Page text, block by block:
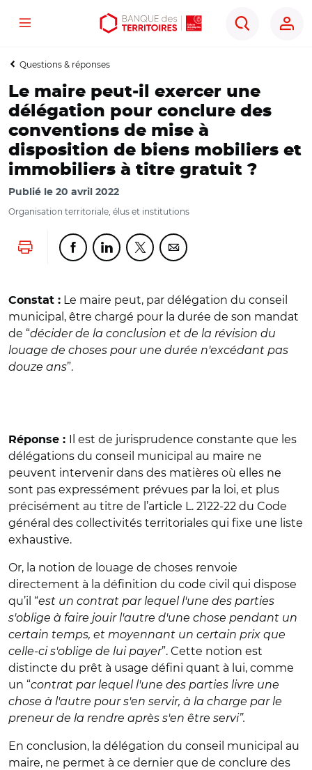
Aller
contenu
Aller
menu
Ouvrir
outils
Menu
Rechercher
Questions & réponses
Le maire peut-il exercer une
délégation pour conclure des
conventions de mise à
disposition de biens mobiliers et
immobiliers à titre gratuit ?
Publié le 20 avril 2022
Organisation territoriale, élus et institutions
Lancer l'impressionPartager cette page sur Facebook
Partager cette page sur Linkedin
Partager cette page sur Twitter
Partager cette page sur
Constat : Le maire peut, par délégation du conseil
municipal, être chargé pour la durée de son mandat
de “décider de la conclusion et de la révision du
louage de choses pour une durée n'excédant pas
douze ans”.
Réponse : Il est de jurisprudence constante que les
délégations du conseil municipal au maire ne
peuvent intervenir dans des matières où elles ne
sont pas expressément prévues par la loi, et plus
précisément au titre de l’article L. 2122-22 du Code
général des collectivités territoriales qui fixe une liste
exhaustive.
Or, la notion de louage de choses renvoie
directement à la définition du code civil qui dispose
qu’il “est un contrat par lequel l'une des parties
s'oblige à faire jouir l'autre d'une chose pendant un
certain temps, et moyennant un certain prix que
celle-ci s'oblige de lui payer”. Cette notion est
distincte du prêt à usage défini quant à lui, comme
un “contrat par lequel l'une des parties livre une
chose à l'autre pour s'en servir, à la charge par le
preneur de la rendre après s'en être servi”.
En conclusion, la délégation du conseil municipal au
maire, ne permet à ce dernier que de conclure des